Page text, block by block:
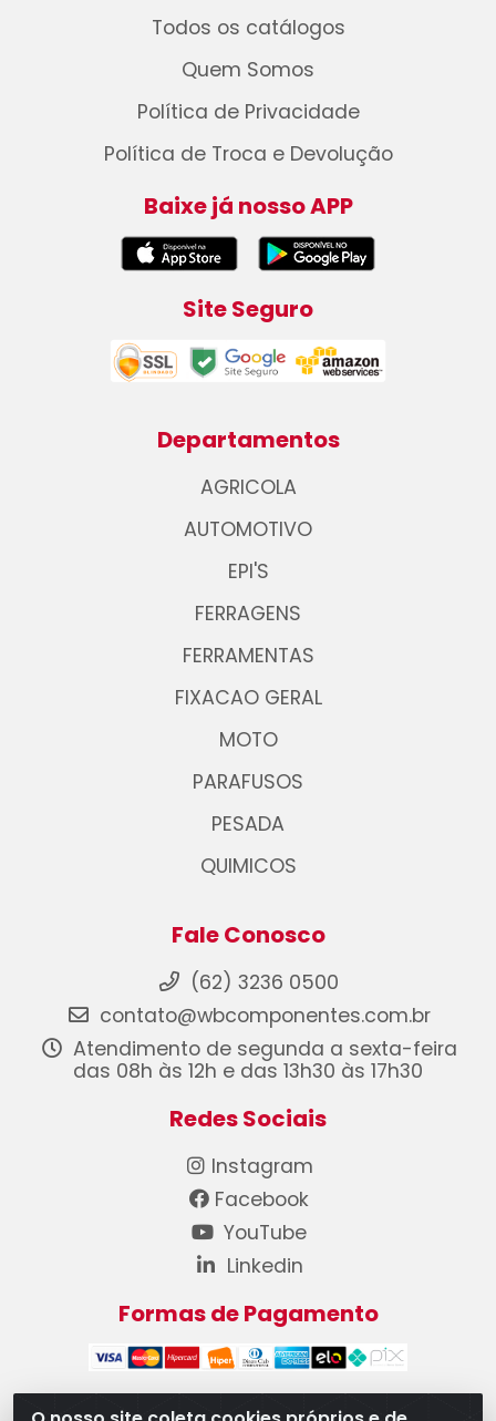
Todos os catálogos
Quem Somos
Política de Privacidade
Política de Troca e Devolução
Baixe já nosso APP
Site Seguro
Departamentos
AGRICOLA
AUTOMOTIVO
EPI'S
FERRAGENS
FERRAMENTAS
FIXACAO GERAL
MOTO
PARAFUSOS
PESADA
QUIMICOS
Fale Conosco
(62) 3236 0500
contato@wbcomponentes.com.br
Atendimento de segunda a sexta-feira
das 08h às 12h e das 13h30 às 17h30
Redes Sociais
Instagram
Facebook
YouTube
Linkedin
Formas de Pagamento